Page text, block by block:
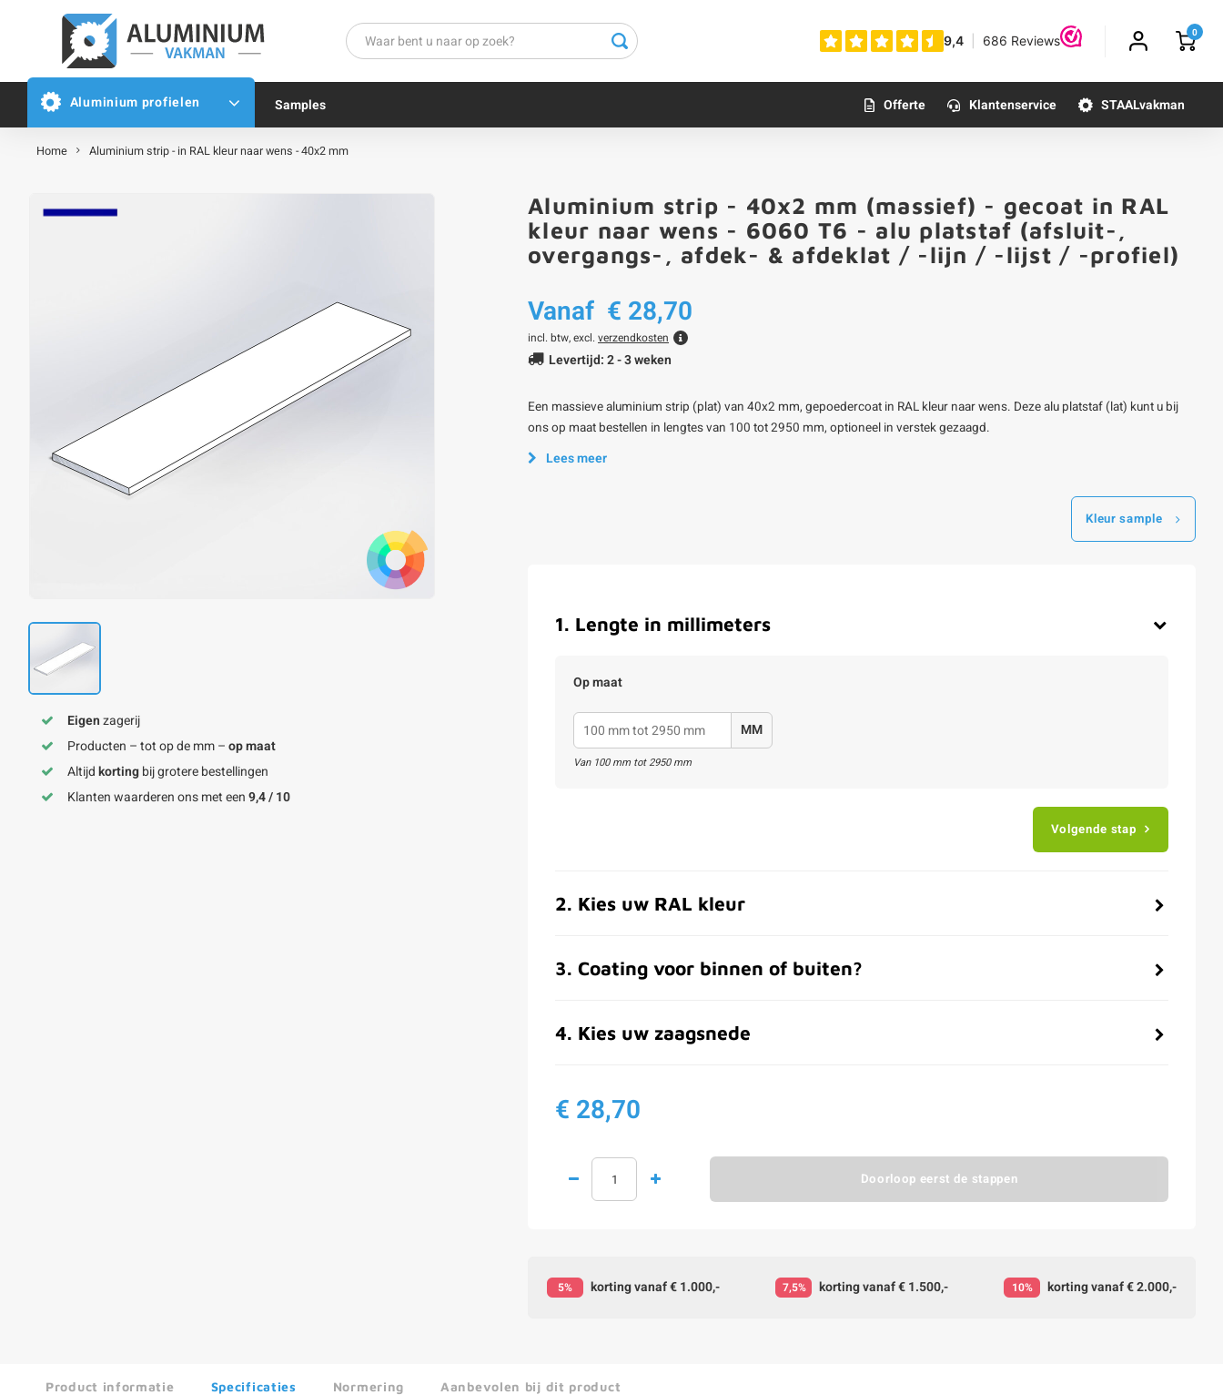
0
Aluminium profielen Offerte Klantenservice
Samples STAALvakman
Home Aluminium strip - in RAL kleur naar wens - 40x2 mm
Eigenzagerij
Producten – tot op de mm –op maat
Altijdkortingbij grotere bestellingen
Klanten waarderen ons met een9,4 / 10
Aluminium strip - 40x2 mm (massief) - gecoat in RAL
kleur naar wens - 6060 T6 - alu platstaf (afsluit-,
overgangs-, afdek- & afdeklat / -lijn / -lijst / -profiel)
Vanaf € 28,70
incl. btw, excl. verzendkosten
Levertijd: 2 - 3 weken
Een massieve aluminium strip (plat) van 40x2 mm, gepoedercoat in RAL kleur naar wens. Deze alu platstaf (lat) kunt u bij
ons op maat bestellen in lengtes van 100 tot 2950 mm, optioneel in verstek gezaagd.
Lees meer
Kleur sample
1. Lengte in millimeters
Op maat
MM
Van 100mm tot2950mm
Volgende stap
2. Kies uw RAL kleur
3. Coating voor binnen of buiten?
4. Kies uw zaagsnede
€ 28,70
Doorloop eerst de stappen
5% korting vanaf € 1.000,- 7,5% korting vanaf € 1.500,- 10% korting vanaf € 2.000,-
Product informatie Specificaties Normering Aanbevolen bij dit product